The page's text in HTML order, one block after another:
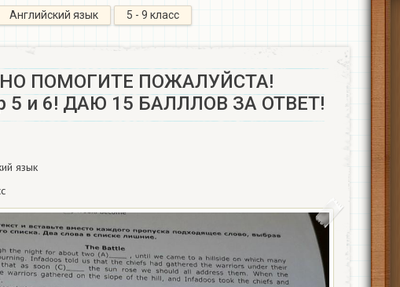
Английский язык 5 - 9 класс
ПОМОГИТЕ ПОЖАЛУЙСТА!
5 и 6! ДАЮ 15 БАЛЛЛОВ ЗА ОТВЕТ!​
язык